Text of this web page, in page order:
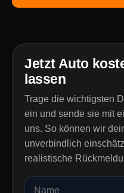
Jetzt Auto
lassen
Trage die wichtigsten
ein und sende sie mit
uns. So können wir
unverbindlich
realistische